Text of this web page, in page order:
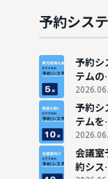
いお
め5選
紹介
予約シス
予約シ
テムの
用相場
は？料
比較で
いおす
め5選
紹介
予約シ
テムを
底比較
最新の
すすめ
会議室
約シス